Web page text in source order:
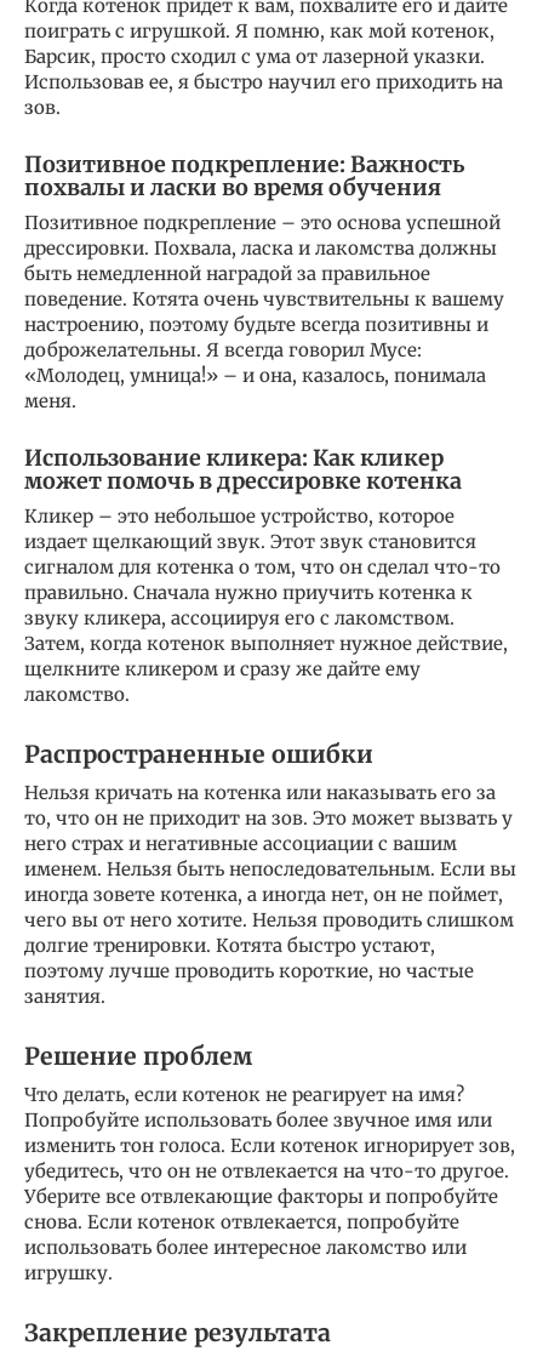
Когда котенок придет к вам, похвалите его и дайте
поиграть с игрушкой. Я помню, как мой котенок,
Барсик, просто сходил с ума от лазерной указки.
Использовав ее, я быстро научил его приходить на
зов.
Позитивное подкрепление: Важность
похвалы и ласки во время обучения
Позитивное подкрепление – это основа успешной
дрессировки. Похвала, ласка и лакомства должны
быть немедленной наградой за правильное
поведение. Котята очень чувствительны к вашему
настроению, поэтому будьте всегда позитивны и
доброжелательны. Я всегда говорил Мусе:
«Молодец, умница!» – и она, казалось, понимала
меня.
Использование кликера: Как кликер
может помочь в дрессировке котенка
Кликер – это небольшое устройство, которое
издает щелкающий звук. Этот звук становится
сигналом для котенка о том, что он сделал что-то
правильно. Сначала нужно приучить котенка к
звуку кликера, ассоциируя его с лакомством.
Затем, когда котенок выполняет нужное действие,
щелкните кликером и сразу же дайте ему
лакомство.
Распространенные ошибки
Нельзя кричать на котенка или наказывать его за
то, что он не приходит на зов. Это может вызвать у
него страх и негативные ассоциации с вашим
именем. Нельзя быть непоследовательным. Если вы
иногда зовете котенка, а иногда нет, он не поймет,
чего вы от него хотите. Нельзя проводить слишком
долгие тренировки. Котята быстро устают,
поэтому лучше проводить короткие, но частые
занятия.
Решение проблем
Что делать, если котенок не реагирует на имя?
Попробуйте использовать более звучное имя или
изменить тон голоса. Если котенок игнорирует зов,
убедитесь, что он не отвлекается на что-то другое.
Уберите все отвлекающие факторы и попробуйте
снова. Если котенок отвлекается, попробуйте
использовать более интересное лакомство или
игрушку.
Закрепление результата